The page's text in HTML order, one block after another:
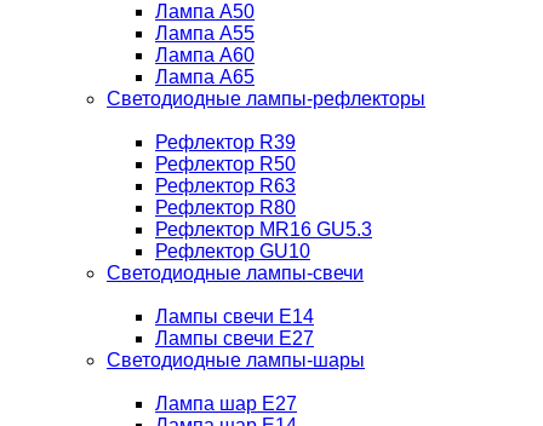
Лампа A50
Лампа A55
Лампа A60
Лампа A65
Светодиодные лампы-рефлекторы
Рефлектор R39
Рефлектор R50
Рефлектор R63
Рефлектор R80
Рефлектор MR16 GU5.3
Рефлектор GU10
Светодиодные лампы-свечи
Лампы свечи Е14
Лампы свечи Е27
Светодиодные лампы-шары
Лампа шар E27